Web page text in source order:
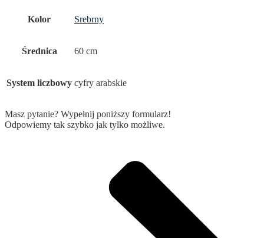
Kolor Srebrny
Średnica 60 cm
System liczbowy cyfry arabskie
Masz pytanie? Wypełnij poniższy formularz!
Odpowiemy tak szybko jak tylko możliwe.